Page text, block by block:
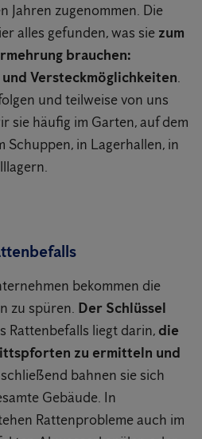
Jahren zugenommen. Die
alles gefunden, was sie zum
brauchen:
Versteckmöglichkeiten.
und teilweise von uns
sie häufig im Garten, auf dem
Schuppen, in Lagerhallen, in
bekommen die
zu spüren. Der Schlüssel
Rattenbefalls liegt darin, die
zu ermitteln und
bahnen sie sich
Gebäude. In
Rattenprobleme auch im